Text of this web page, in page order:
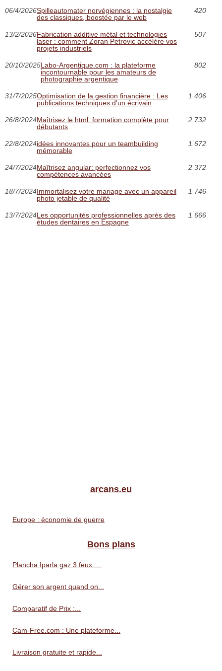
06/4/2026Spilleautomater norvégiennes : la nostalgie
des classiques, boostée par le web
420
13/2/2026Fabrication additive métal et technologies
laser : comment Zoran Petrovic accélère vos
projets industriels
507
20/10/2025Labo-Argentique.com : la plateforme
incontournable pour les amateurs de
photographie argentique
802
31/7/2025Optimisation de la gestion financière : Les
publications techniques d'un écrivain
1 406
26/8/2024Maîtrisez le html: formation complète pour
débutants
2 732
22/8/2024idées innovantes pour un teambuilding
mémorable
1 672
24/7/2024Maîtrisez angular: perfectionnez vos
compétences avancées
2 372
18/7/2024Immortalisez votre mariage avec un appareil
photo jetable de qualité
1 746
13/7/2024Les opportunités professionnelles après des
études dentaires en Espagne
1 666
arcans.eu
Europe : économie de guerre
Bons plans
Plancha Iparla gaz 3 feux :...
Gérer son argent quand on...
Comparatif de Prix :...
Cam-Free.com : Une plateforme...
Livraison gratuite et rapide...